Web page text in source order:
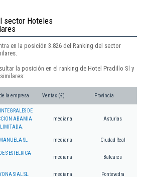
sector Hoteles
en la posición 3.826 del Ranking del sector
la posición en el ranking de Hotel Pradillo Sl y
la empresa Ventas (€) Provincia
DE
ABAMIA
mediana Asturias
SL mediana Ciudad Real
S'ESTELRICA
mediana Baleares
SIAL SL. mediana Pontevedra